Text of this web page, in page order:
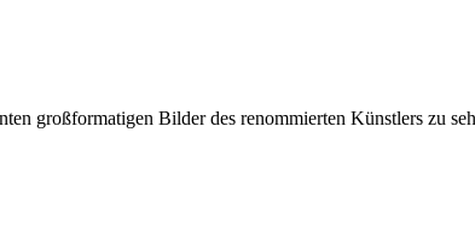
großformatigen Bilder des renommierten Künstlers zu